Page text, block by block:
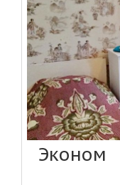
Эконом